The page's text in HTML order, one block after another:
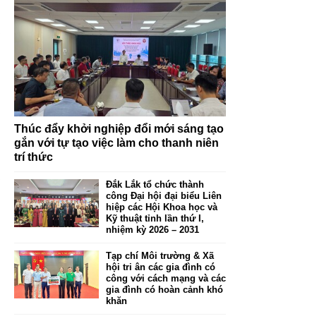
Thúc đẩy khởi nghiệp đổi mới sáng tạo
gắn với tự tạo việc làm cho thanh niên
trí thức
Đắk Lắk tổ chức thành
công Đại hội đại biểu Liên
hiệp các Hội Khoa học và
Kỹ thuật tỉnh lần thứ I,
nhiệm kỳ 2026 – 2031
Tạp chí Môi trường & Xã
hội tri ân các gia đình có
công với cách mạng và các
gia đình có hoàn cảnh khó
khăn